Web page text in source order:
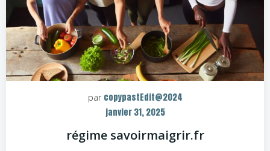
par copypastEdit@2024
janvier 31, 2025
régime savoirmaigrir.fr